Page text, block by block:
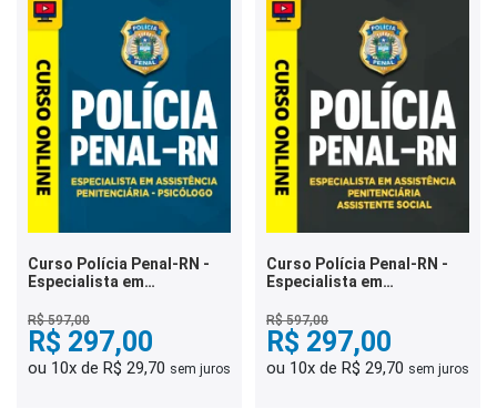
Curso Polícia Penal-RN -
Especialista em
Psicólogo
R$ 597,00
R$ 297,00
ou 10x de R$ 29,70 sem juros
Curso Polícia Penal-RN -
Especialista em
Assistente Social
R$ 597,00
R$ 297,00
ou 10x de R$ 29,70 sem juros